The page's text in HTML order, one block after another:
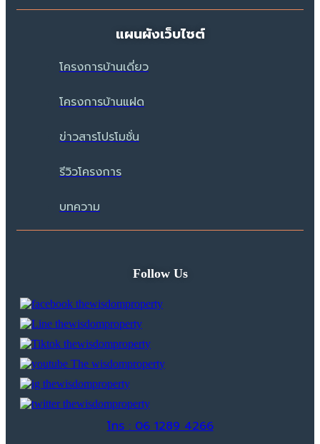
แผนผังเว็บไซต์
โครงการบ้านเดี่ยว
โครงการบ้านแฝด
ข่าวสารโปรโมชั่น
รีวิวโครงการ
บทความ
Follow Us
โทร : 06 1289 4266